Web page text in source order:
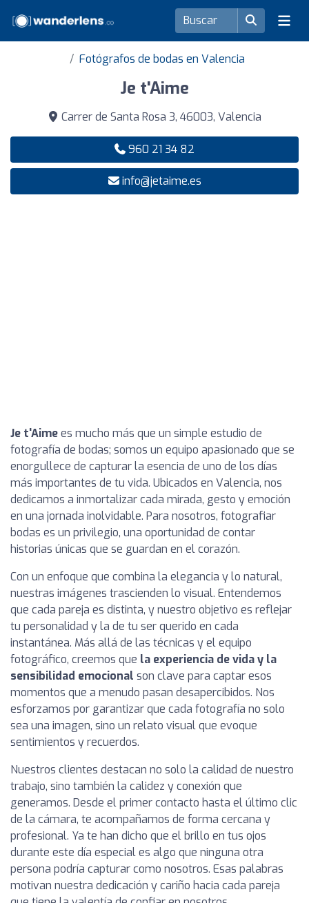
Fotógrafos de bodas en Valencia
Je t'Aime
Carrer de Santa Rosa 3, 46003, Valencia
960 21 34 82
info@jetaime.es
Je t'Aimees mucho más que un simple estudio de
fotografía de bodas; somos un equipo apasionado que se
enorgullece de capturar la esencia de uno de los días
más importantes de tu vida. Ubicados en Valencia, nos
dedicamos a inmortalizar cada mirada, gesto y emoción
en una jornada inolvidable. Para nosotros, fotografiar
bodas es un privilegio, una oportunidad de contar
historias únicas que se guardan en el corazón.
Con un enfoque que combina la elegancia y lo natural,
nuestras imágenes trascienden lo visual. Entendemos
que cada pareja es distinta, y nuestro objetivo es reflejar
tu personalidad y la de tu ser querido en cada
instantánea. Más allá de las técnicas y el equipo
fotográfico, creemos que la experiencia de vida y la
sensibilidad emocional son clave para captar esos
momentos que a menudo pasan desapercibidos. Nos
esforzamos por garantizar que cada fotografía no solo
sea una imagen, sino un relato visual que evoque
sentimientos y recuerdos.
Nuestros clientes destacan no solo la calidad de nuestro
trabajo, sino también la calidez y conexión que
generamos. Desde el primer contacto hasta el último clic
de la cámara, te acompañamos de forma cercana y
profesional. Ya te han dicho que el brillo en tus ojos
durante este día especial es algo que ninguna otra
persona podría capturar como nosotros. Esas palabras
motivan nuestra dedicación y cariño hacia cada pareja